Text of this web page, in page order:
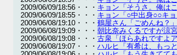
2009/06/09/18:56・・・ キョン「そうさ。俺は
2009/06/09/18:55・・・ キョン「○中出身○○キョ
2009/06/08/19:10・・・ 鶴屋さん「ごめんね？」
2009/06/08/19:09・・・ 朝比奈みくるですが涼
2009/06/08/19:08・・・ 古泉「ほらあれですよ
2009/06/08/19:07・・・ ハルヒ「有希は、もっ